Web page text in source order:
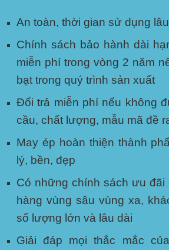
An toàn, thời gian sử dụng
Chính sách bảo hành dài
miễn phí trong vòng 2 năm
bạt trong quý trình sản xuất
Đổi trả miễn phí nếu không
cầu, chất lượng, mẫu mã đề
May ép hoàn thiện thành
lý, bền, đẹp
Có những chính sách ưu đãi
hàng vùng sâu vùng xa,
số lượng lớn và lâu dài
Giải đáp mọi thắc mắc